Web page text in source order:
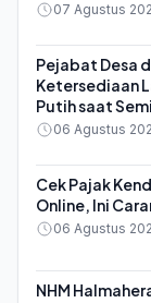
07 Agustus
Pejabat Desa
Ketersediaan
Putih saat
06 Agustus
Cek Pajak
Online, Ini
06 Agustus
NHM